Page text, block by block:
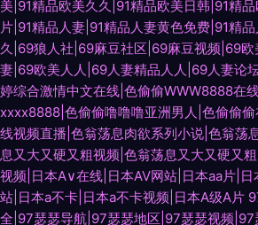
美|91精品欧美久久|91精品欧美日韩|91精
片|91精品人妻|91精品人妻黄色免费|91精品
久|69狼人社|69麻豆社区|69麻豆视频|69欧
妻|69欧美人人|69人妻精品人人|69人妻论
婷综合激情中文在线|色偷偷WWW8888在
xxxx8888|色偷偷噜噜噜亚洲男人|色偷偷
线视频直播|色翁荡息肉欲系列小说|色翁荡
息又大又硬又粗视频|色翁荡息又大又硬又
视频|日本A∨在线|日本AⅤ网站|日本aa片|日
站|日本a不卡|日本a不卡视频|日本A级A片
全|97瑟瑟导航|97瑟瑟地区|97瑟瑟视频